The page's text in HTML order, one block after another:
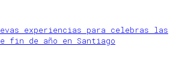
experiencias para celebras las
fin de año en Santiago